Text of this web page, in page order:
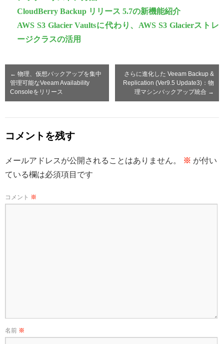
CloudBerry Backup リリース 5.7の新機能紹介
AWS S3 Glacier Vaultsに代わり、AWS S3 Glacierストレ
ージクラスの活用
← 物理、仮想バックアップを集中
管理可能なVeeam Availability
Consoleをリリース
さらに進化した Veeam Backup &
Replication (Ver9.5 Update3)：物
理マシンバックアップ統合 →
コメントを残す
メールアドレスが公開されることはありません。 ※ が付い
ている欄は必須項目です
コメント ※
名前 ※